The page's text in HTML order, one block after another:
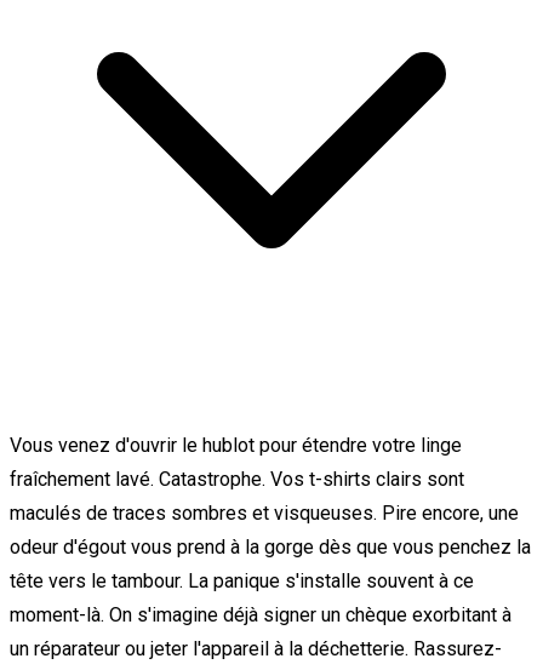
Vous venez d'ouvrir le hublot pour étendre votre linge
fraîchement lavé. Catastrophe. Vos t-shirts clairs sont
maculés de traces sombres et visqueuses. Pire encore, une
odeur d'égout vous prend à la gorge dès que vous penchez la
tête vers le tambour. La panique s'installe souvent à ce
moment-là. On s'imagine déjà signer un chèque exorbitant à
un réparateur ou jeter l'appareil à la déchetterie. Rassurez-